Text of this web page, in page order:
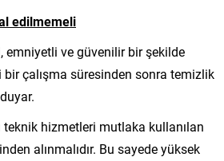
edilmemeli
emniyetli ve güvenilir bir şekilde
çalışma süresinden sonra temizlik
teknik hizmetleri mutlaka kullanılan
alınmalıdır. Bu sayede yüksek